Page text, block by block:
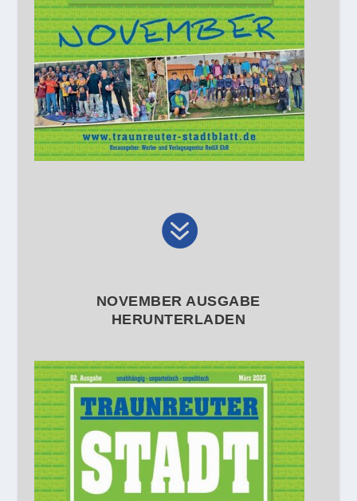

NOVEMBER AUSGABE
HERUNTERLADEN